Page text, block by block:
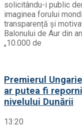
solicitându-i public
imaginea forului
transparență și
Balonului de Aur din
„10.000 de
Premierul
ar putea fi
nivelului Dunării
13:20